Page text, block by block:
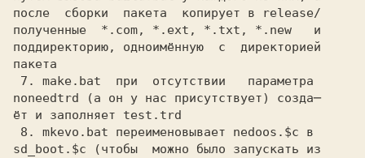
после  сборки  пакета  копирует в release/
полученные
*.com, *.ext, *.txt, *.new
и
поддиректорию, одноимённую  с  директорией
пакета
7.
make.bat
при  отсутствии   параметра
noneedtrd (а он у нас присутствует) созда─
ёт и заполняет test.trd
8.
mkevo.bat переименовывает nedoos.$c в
sd_boot.$c (чтобы  можно было запускать из